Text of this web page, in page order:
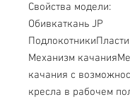
Cвойства модели:
Обивкаткань JP
Механизм
качания с
кресла в рабочем